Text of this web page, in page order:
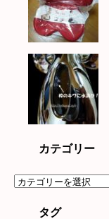
カテゴリー
カ
タグ